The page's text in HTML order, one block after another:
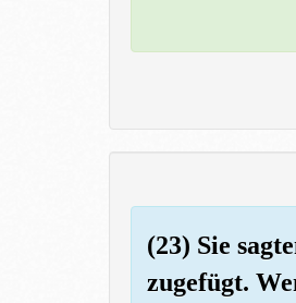
(23) Sie
zugefügt.